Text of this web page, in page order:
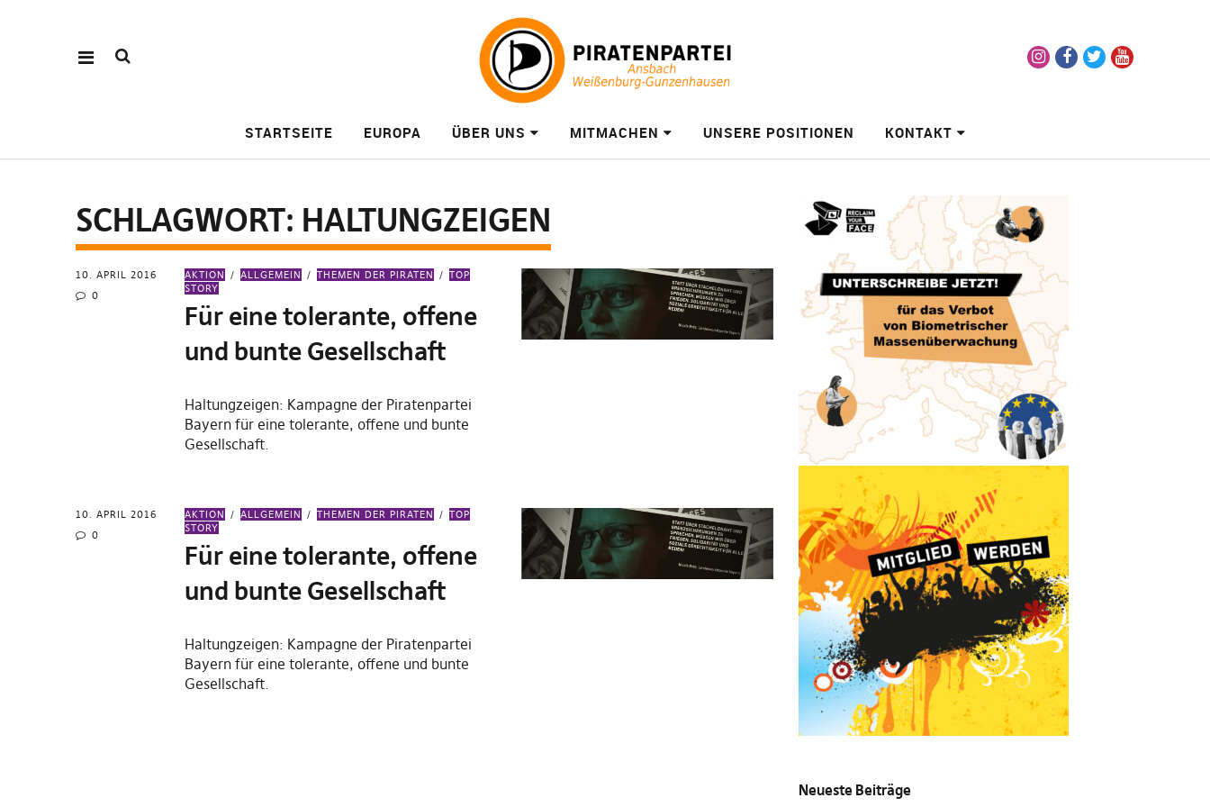
STARTSEITE EUROPA ÜBER UNS MITMACHEN UNSERE POSITIONEN KONTAKT
SCHLAGWORT: HALTUNGZEIGEN
10. APRIL 2016
0
AKTION ALLGEMEIN THEMEN DER PIRATEN
TOP
STORY
Für eine tolerante, offene
und bunte Gesellschaft
Haltungzeigen: Kampagne der Piratenpartei
Bayern für eine tolerante, offene und bunte
Gesellschaft.
10. APRIL 2016
0
AKTION ALLGEMEIN THEMEN DER PIRATEN
TOP
STORY
Für eine tolerante, offene
und bunte Gesellschaft
Haltungzeigen: Kampagne der Piratenpartei
Bayern für eine tolerante, offene und bunte
Gesellschaft.
Neueste Beiträge